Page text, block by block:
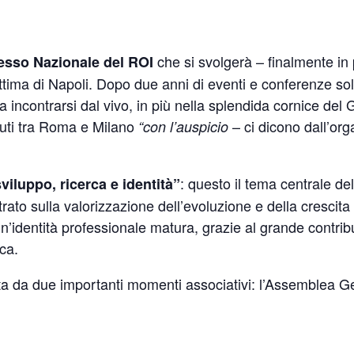
Nazionale del ROI che si svolgerà – finalmente
di Napoli. Dopo due anni di eventi e conferenze
incontrarsi dal vivo, in più nella splendida cornice del
tra Roma e Milano “con l’auspicio – ci dicono
ricerca e identità”: questo il tema centrale
sulla valorizzazione dell’evoluzione e della
professionale matura, grazie al grande
da due importanti momenti associativi: l’Assemblea